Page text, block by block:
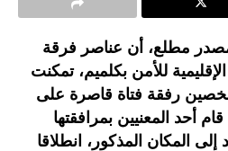
مطلع، أن عناصر فرقة
للأمن بكلميم، تمكنت
رفقة فتاة قاصرة على
أحد المعنيين بمرافقتها
إلى المكان المذكور، انطلاقا